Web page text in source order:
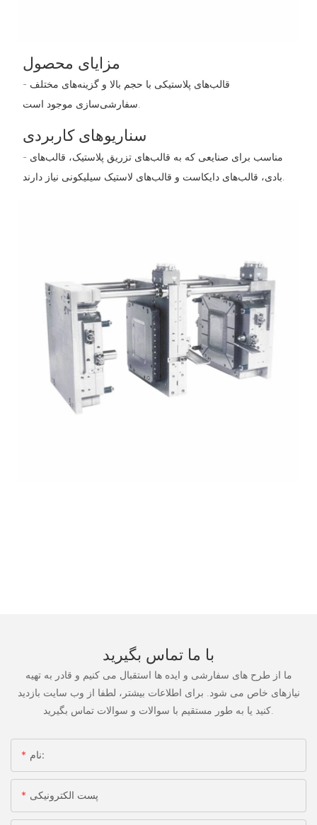
مزایای محصول
- قالب‌های پلاستیکی با حجم بالا و گزینه‌های مختلف
سناریوهای کاربردی
- مناسب برای صنایعی که به قالب‌های تزریق پلاستیک، قالب‌های
با ما تماس بگیرید
ما از طرح های سفارشی و ایده ها استقبال می کنیم و قادر به تهیه
نیازهای خاص می شود. برای اطلاعات بیشتر، لطفا از وب سایت بازدید
نام:
پست الکترونیکی